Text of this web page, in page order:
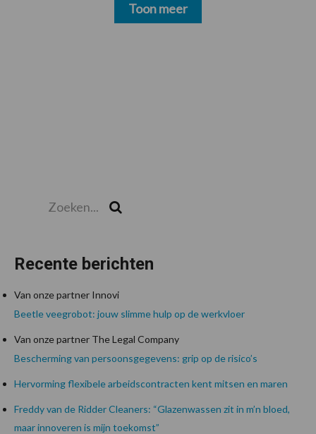
Toon meer
Recente berichten
Van onze partner Innovi
Beetle veegrobot: jouw slimme hulp op de werkvloer
Van onze partner The Legal Company
Bescherming van persoonsgegevens: grip op de risico’s
Hervorming flexibele arbeidscontracten kent mitsen en maren
Freddy van de Ridder Cleaners: “Glazenwassen zit in m’n bloed,
maar innoveren is mijn toekomst”